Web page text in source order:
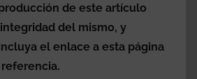
de este artículo
del mismo, y
el enlace a esta página